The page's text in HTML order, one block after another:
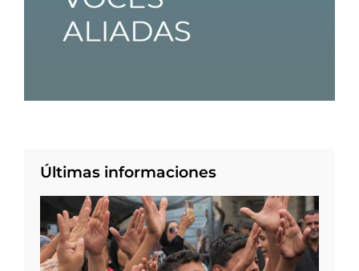
Últimas informaciones